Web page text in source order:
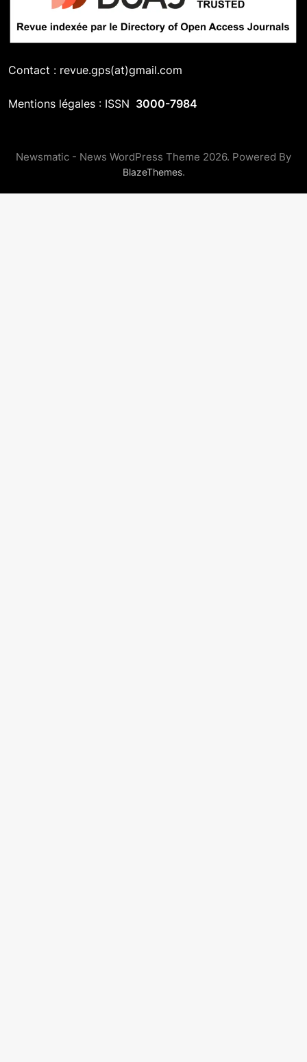
Contact : revue.gps(at)gmail.com
Mentions légales : ISSN 3000-7984
Newsmatic - News WordPress Theme 2026. Powered By
BlazeThemes.